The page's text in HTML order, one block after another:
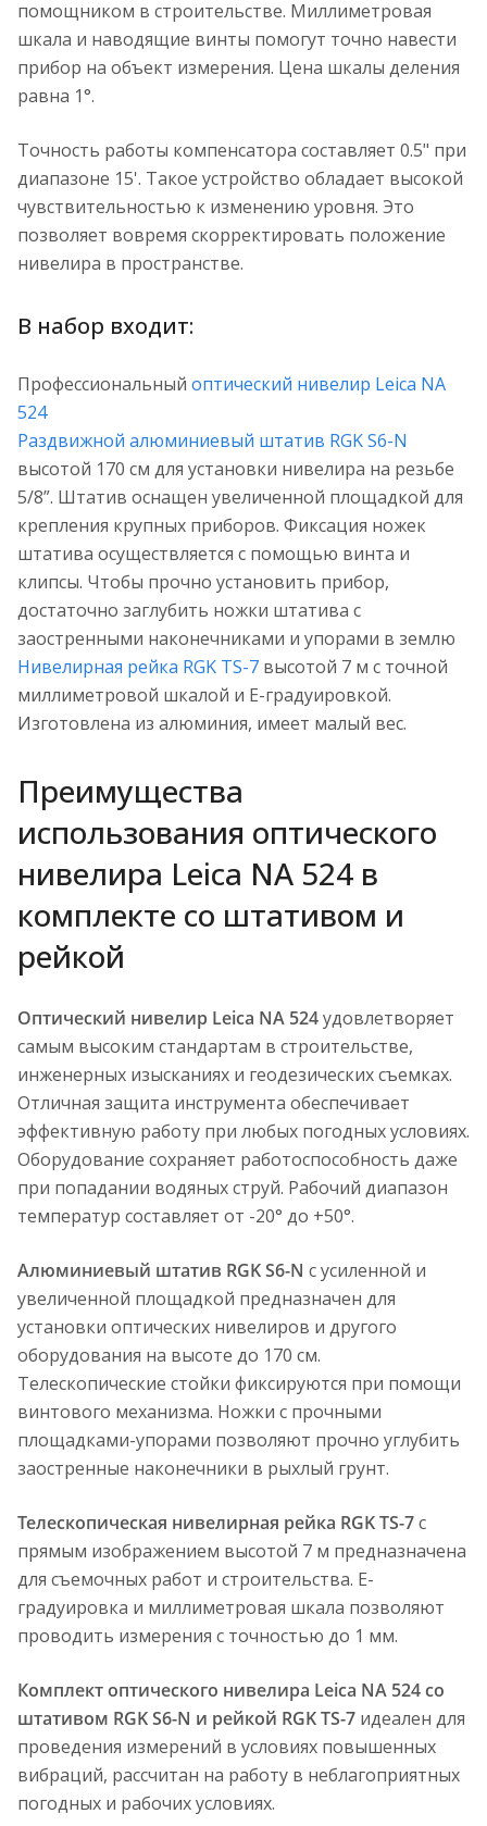
помощником в строительстве. Миллиметровая
шкала и наводящие винты помогут точно навести
прибор на объект измерения. Цена шкалы деления
равна 1°.
Точность работы компенсатора составляет 0.5" при
диапазоне 15'. Такое устройство обладает высокой
чувствительностью к изменению уровня. Это
позволяет вовремя скорректировать положение
нивелира в пространстве.
В набор входит:
Профессиональный оптический нивелир Leica NA
524
Раздвижной алюминиевый штатив RGK S6-N
высотой 170 см для установки нивелира на резьбе
5/8”. Штатив оснащен увеличенной площадкой для
крепления крупных приборов. Фиксация ножек
штатива осуществляется с помощью винта и
клипсы. Чтобы прочно установить прибор,
достаточно заглубить ножки штатива с
заостренными наконечниками и упорами в землю
Нивелирная рейка RGK TS-7 высотой 7 м c точной
миллиметровой шкалой и Е-градуировкой.
Изготовлена из алюминия, имеет малый вес.
Преимущества
использования оптического
нивелира Leica NA 524 в
комплекте со штативом и
рейкой
Оптический нивелир Leica NA 524удовлетворяет
самым высоким стандартам в строительстве,
инженерных изысканиях и геодезических съемках.
Отличная защита инструмента обеспечивает
эффективную работу при любых погодных условиях.
Оборудование сохраняет работоспособность даже
при попадании водяных струй. Рабочий диапазон
температур составляет от -20° до +50°.
Алюминиевый штатив RGK S6-N с усиленной и
увеличенной площадкой предназначен для
установки оптических нивелиров и другого
оборудования на высоте до 170 см.
Телескопические стойки фиксируются при помощи
винтового механизма. Ножки с прочными
площадками-упорами позволяют прочно углубить
заостренные наконечники в рыхлый грунт.
Телескопическая нивелирная рейка RGK TS-7с
прямым изображением высотой 7 м предназначена
для съемочных работ и строительства. Е-
градуировка и миллиметровая шкала позволяют
проводить измерения с точностью до 1 мм.
Комплект оптического нивелира Leica NA 524 со
штативом RGK S6-N и рейкой RGK TS-7 идеален для
проведения измерений в условиях повышенных
вибраций, рассчитан на работу в неблагоприятных
погодных и рабочих условиях.